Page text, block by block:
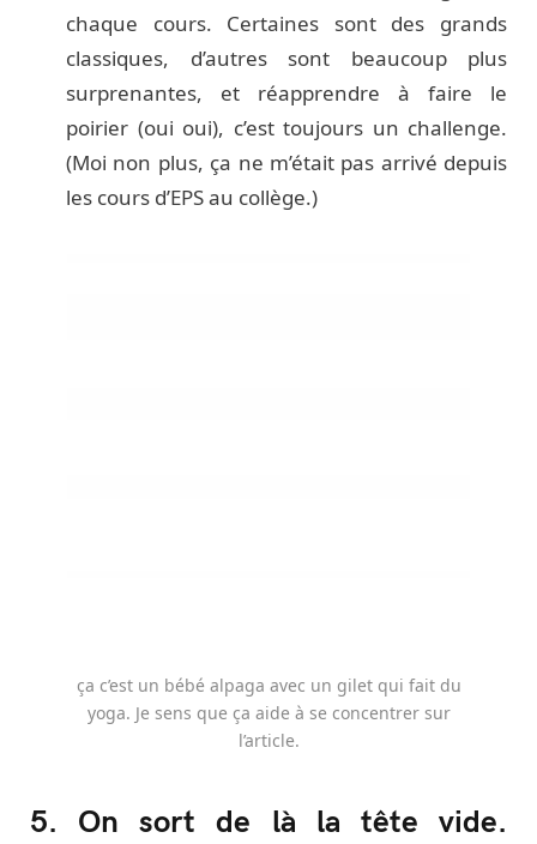
chaque cours. Certaines sont des grands
classiques, d’autres sont beaucoup plus
surprenantes, et réapprendre à faire le
poirier (oui oui), c’est toujours un challenge.
(Moi non plus, ça ne m’était pas arrivé depuis
les cours d’EPS au collège.)
ça c’est un bébé alpaga avec un gilet qui fait du
yoga. Je sens que ça aide à se concentrer sur
l’article.
5. On sort de là la tête vide.